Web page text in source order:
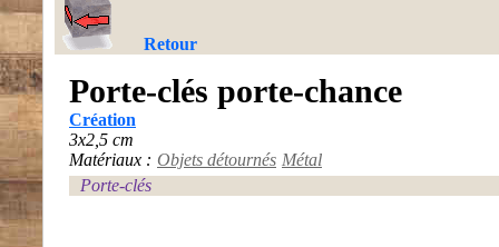
Retour
Porte-clés porte-chance
Création
3x2,5 cm
Matériaux : Objets détournés Métal
Porte-clés